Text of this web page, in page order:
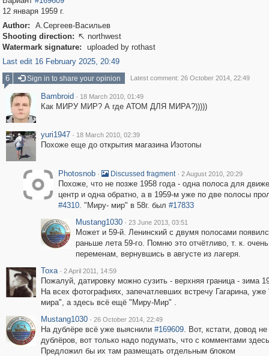
12 января 1959 г.
Author:
А.Сергеев-Васильев
Shooting direction:  northwest
Watermark signature:
uploaded by rothast
Last edit 16 February 2025, 20:49
6
Sign in to share your opinion Latest comment: 26 October 2014, 22:49
Bambroid · 18 March 2010, 01:49
Как МИРУ МИР? А где АТОМ ДЛЯ МИРА?)))))
yuri1947 · 18 March 2010, 02:39
Похоже еще до открытия магазина Изотопы
Photosnob · Discussed fragment · 2 August 2010, 20:29
Похоже, что не позже 1958 года - одна полоса для
центр и одна обратно, а в 1959-м уже по две полосы
#4310. "Миру- мир" в 58г. был #17833
Mustang1030 · 23 June 2013, 03:51
Может и 59-й. Ленинский с двумя полосами
раньше лета 59-го. Помню это отчётливо, т. к.
переменам, вернувшись в августе из лагеря.
Toxa · 2 April 2011, 14:59
Пожалуй, датировку можно сузить - верхняя граница - зима
На всех фотографиях, запечатлевших встречу Гагарина,
мира", а здесь всё ещё "Миру-Мир" .
Mustang1030 · 26 October 2014, 22:49
На дублёре всё уже выяснили #169609. Вот, кстати, довод
дублёров, вот только надо подумать, что с комментами
Предложил бы их там размещать отдельным блоком